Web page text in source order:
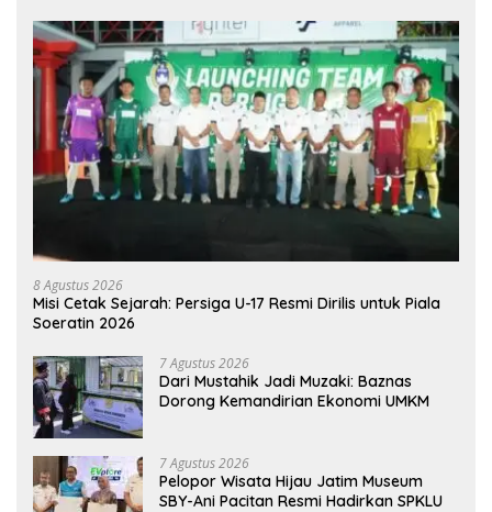
8 Agustus 2026
Misi Cetak Sejarah: Persiga U-17 Resmi Dirilis untuk Piala
Soeratin 2026
7 Agustus 2026
Dari Mustahik Jadi Muzaki: Baznas
Dorong Kemandirian Ekonomi UMKM
7 Agustus 2026
Pelopor Wisata Hijau Jatim Museum
SBY-Ani Pacitan Resmi Hadirkan SPKLU